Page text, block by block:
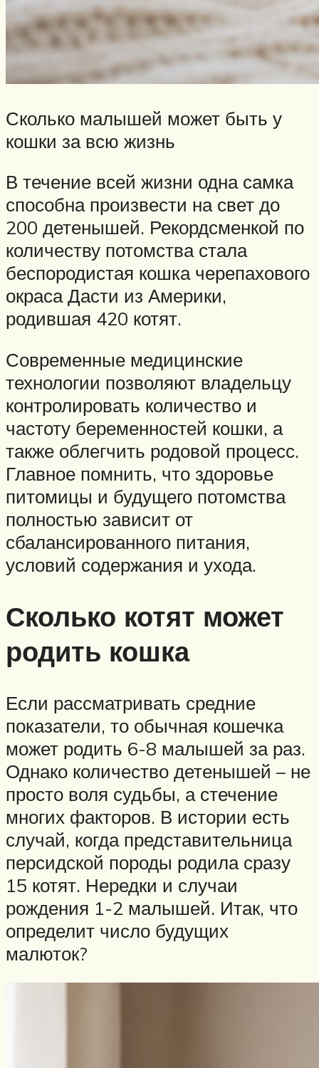
Сколько малышей может быть у
кошки за всю жизнь
В течение всей жизни одна самка
способна произвести на свет до
200 детенышей. Рекордсменкой по
количеству потомства стала
беспородистая кошка черепахового
окраса Дасти из Америки,
родившая 420 котят.
Современные медицинские
технологии позволяют владельцу
контролировать количество и
частоту беременностей кошки, а
также облегчить родовой процесс.
Главное помнить, что здоровье
питомицы и будущего потомства
полностью зависит от
сбалансированного питания,
условий содержания и ухода.
Сколько котят может
родить кошка
Если рассматривать средние
показатели, то обычная кошечка
может родить 6-8 малышей за раз.
Однако количество детенышей – не
просто воля судьбы, а стечение
многих факторов. В истории есть
случай, когда представительница
персидской породы родила сразу
15 котят. Нередки и случаи
рождения 1-2 малышей. Итак, что
определит число будущих
малюток?